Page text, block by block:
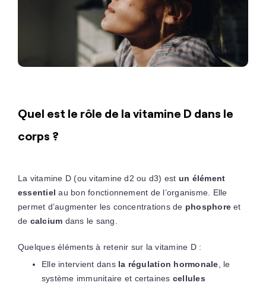
Quel est le rôle de la vitamine D dans le
corps ?
La vitamine D (ou vitamine d2 ou d3) est un élément
essentiel au bon fonctionnement de l’organisme. Elle
permet d’augmenter les concentrations de phosphore et
de calcium dans le sang.
Quelques éléments à retenir sur la vitamine D :
Elle intervient dans la régulation hormonale , le
système immunitaire et certaines cellules